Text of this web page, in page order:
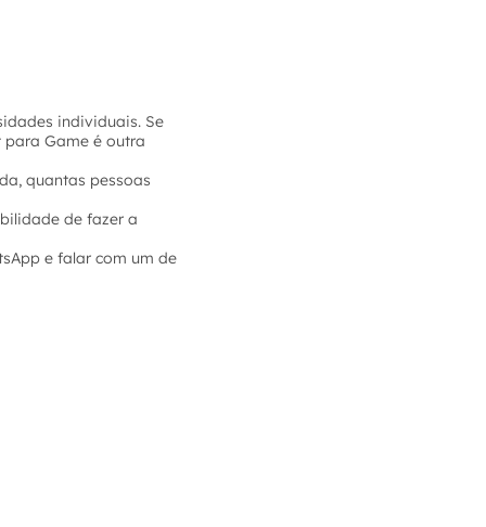
individuais. Se
Game é outra
quantas pessoas
de fazer a
e falar com um de